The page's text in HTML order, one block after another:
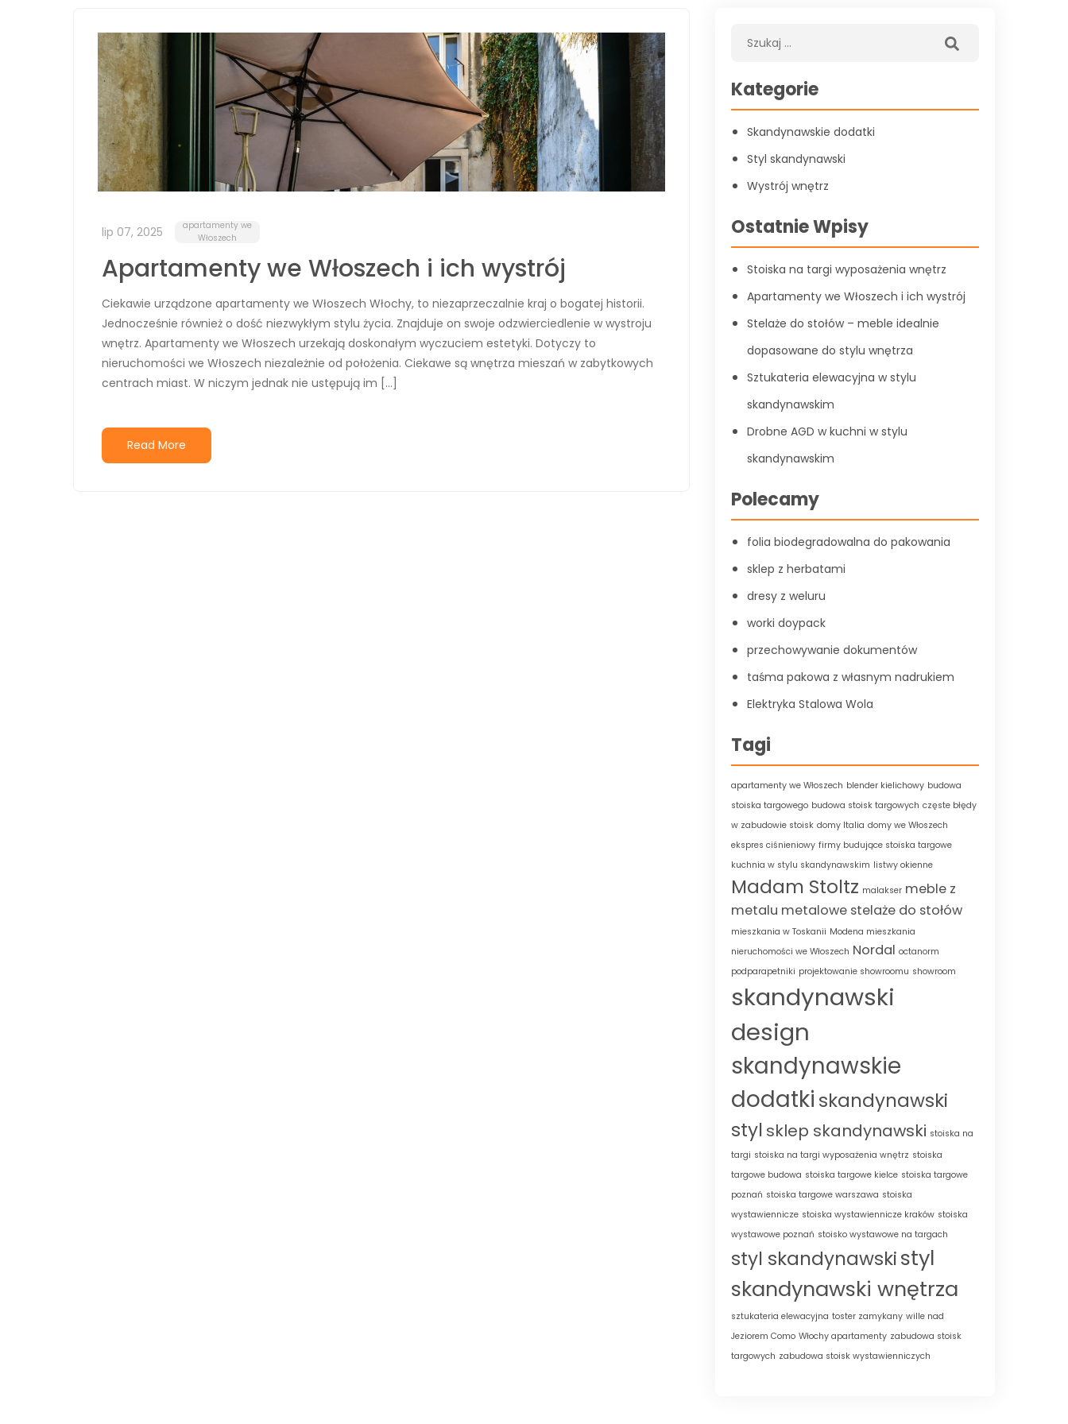
lip 07, 2025
apartamenty we
Włoszech
Apartamenty we Włoszech i ich wystrój
Ciekawie urządzone apartamenty we Włoszech Włochy, to niezaprzeczalnie kraj o bogatej historii.
Jednocześnie również o dość niezwykłym stylu życia. Znajduje on swoje odzwierciedlenie w wystroju
wnętrz. Apartamenty we Włoszech urzekają doskonałym wyczuciem estetyki. Dotyczy to
nieruchomości we Włoszech niezależnie od położenia. Ciekawe są wnętrza mieszań w zabytkowych
centrach miast. W niczym jednak nie ustępują im […]
Read More
Kategorie
Skandynawskie dodatki
Styl skandynawski
Wystrój wnętrz
Ostatnie Wpisy
Stoiska na targi wyposażenia wnętrz
Apartamenty we Włoszech i ich wystrój
Stelaże do stołów – meble idealnie
dopasowane do stylu wnętrza
Sztukateria elewacyjna w stylu
skandynawskim
Drobne AGD w kuchni w stylu
skandynawskim
Polecamy
folia biodegradowalna do pakowania
sklep z herbatami
dresy z weluru
worki doypack
przechowywanie dokumentów
taśma pakowa z własnym nadrukiem
Elektryka Stalowa Wola
Tagi
apartamenty we Włoszech blender kielichowy budowa
stoiska targowego budowa stoisk targowych częste błędy
w zabudowie stoisk domy Italia domy we Włoszech
ekspres ciśnieniowy firmy budujące stoiska targowe
kuchnia w stylu skandynawskim listwy okienne
Madam Stoltz malakser meble z
metalu metalowe stelaże do stołów
mieszkania w Toskanii Modena mieszkania
nieruchomości we Włoszech Nordal octanorm
podparapetniki projektowanie showroomu showroom
skandynawski
design
skandynawskie
dodatki skandynawski
styl sklep skandynawski stoiska na
targi stoiska na targi wyposażenia wnętrz stoiska
targowe budowa stoiska targowe kielce stoiska targowe
poznań stoiska targowe warszawa stoiska
wystawiennicze stoiska wystawiennicze kraków stoiska
wystawowe poznań stoisko wystawowe na targach
styl skandynawskistyl
skandynawski wnętrza
sztukateria elewacyjna toster zamykany wille nad
Jeziorem Como Włochy apartamenty zabudowa stoisk
targowych zabudowa stoisk wystawienniczych